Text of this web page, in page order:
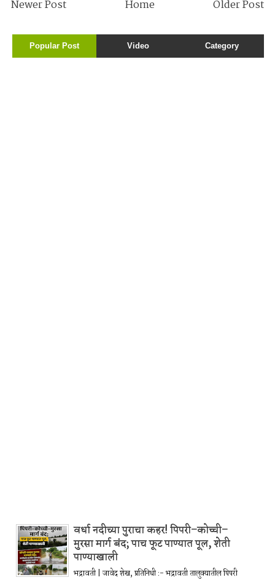
Newer Post Older Post
Home
Popular Post Video Category
वर्धा नदीच्या पुराचा कहर! पिपरी–कोच्ची–
मुरसा मार्ग बंद; पाच फूट पाण्यात पूल, शेती
पाण्याखाली
भद्रावती | जावेद शेख, प्रतिनिधी :- भद्रावती तालुक्यातील पिपरी